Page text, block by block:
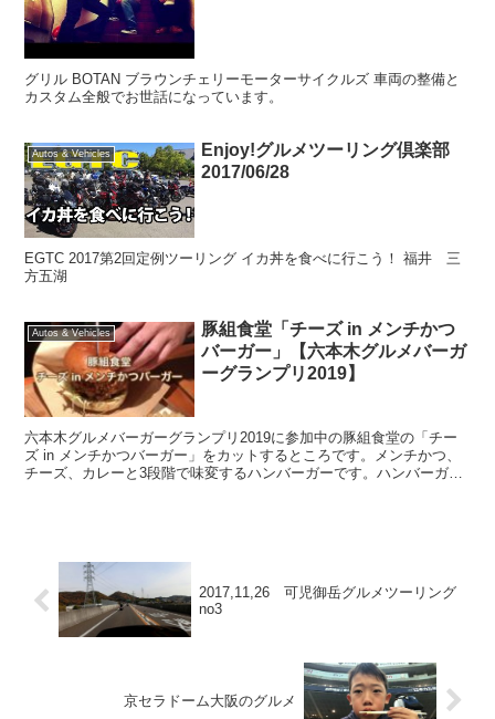
グリル BOTAN ブラウンチェリーモーターサイクルズ 車両の整備と
カスタム全般でお世話になっています。
Autos & Vehicles
Enjoy!グルメツーリング倶楽部
2017/06/28
EGTC 2017第2回定例ツーリング イカ丼を食べに行こう！ 福井 三
方五湖
Autos & Vehicles
豚組食堂「チーズ in メンチかつ
バーガー」【六本木グルメバーガ
ーグランプリ2019】
六本木グルメバーガーグランプリ2019に参加中の豚組食堂の「チー
ズ in メンチかつバーガー」をカットするところです。メンチかつ、
チーズ、カレーと3段階で味変するハンバーガーです。ハンバーガー
2017,11,26 可児御岳グルメツーリング
no3
京セラドーム大阪のグルメ